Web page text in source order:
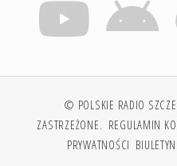
© POLSKIE RADIO
ZASTRZEŻONE. REGULAMIN
PRYWATNOŚCI